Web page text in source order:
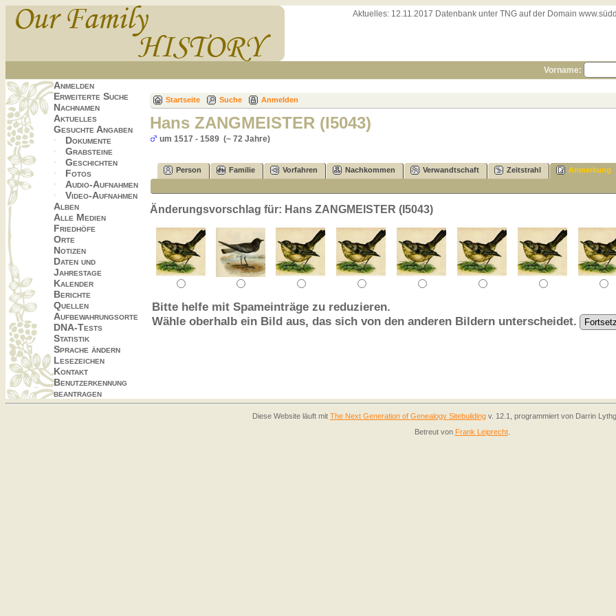
Aktuelles: 12.11.2017 Datenbank unter TNG auf der Domain
Vorname:
Anmelden
Erweiterte Suche
Nachnamen
Aktuelles
Gesuchte Angaben
Dokumente
Grabsteine
Geschichten
Fotos
Audio-Aufnahmen
Video-Aufnahmen
Alben
Alle Medien
Friedhöfe
Orte
Notizen
Daten und
Jahrestage
Kalender
Berichte
Quellen
Aufbewahrungsorte
DNA-Tests
Statistik
Sprache ändern
Lesezeichen
Kontakt
Benutzerkennung
beantragen
Startseite Suche Anmelden
Hans ZANGMEISTER (I5043)
um 1517 - 1589 (~ 72 Jahre)
Person Familie Vorfahren Nachkommen Verwandtschaft Zeitstrahl Anmerkung
Änderungsvorschlag für: Hans ZANGMEISTER (I5043)
Bitte helfe mit Spameinträge zu reduzieren.
Wähle oberhalb ein Bild aus, das sich von den anderen Bildern unterscheidet.
Diese Website läuft mit The Next Generation of Genealogy Sitebuildingv. 12.1, programmiert von Darrin
Betreut von Frank Leiprecht.